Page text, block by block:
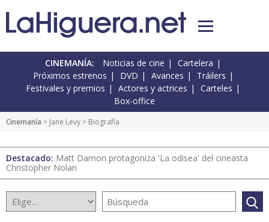
CINEMANÍA: Noticias de cine
Cartelera
Próximos estrenos
DVD Avances
Tráilers
Festivales y premios
Actores y actrices
Carteles
Box-office
Cinemanía > Jane Levy > Biografía
Destacado: Matt Damon protagoniza 'La odisea' del cineasta
Christopher Nolan